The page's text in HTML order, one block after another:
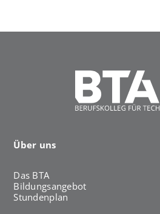
Über uns
Das BTA
Bildungsangebot
Stundenplan